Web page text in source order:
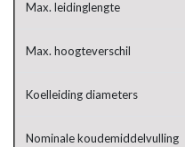
Max. leidinglengte
Max. hoogteverschil
Koelleiding diameters
Nominale koudemiddelvulling